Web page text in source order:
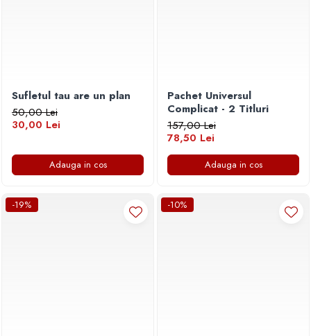
Sufletul tau are un plan
50,00 Lei
30,00 Lei
Adauga in cos
Pachet Universul
Complicat - 2 Titluri
157,00 Lei
78,50 Lei
Adauga in cos
-19% -10%